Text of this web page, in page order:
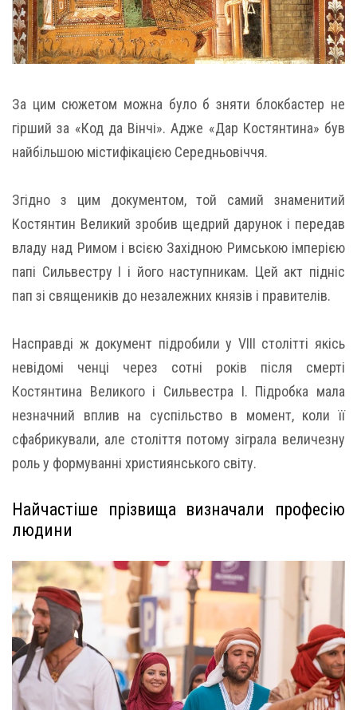
За цим сюжетом можна було б зняти блокбастер не
гірший за «Код да Вінчі». Адже «Дар Костянтина» був
найбільшою містифікацією Середньовіччя.
Згідно з цим документом, той самий знаменитий
Костянтин Великий зробив щедрий дарунок і передав
владу над Римом і всією Західною Римською імперією
папі Сильвестру I і його наступникам. Цей акт підніс
пап зі священиків до незалежних князів і правителів.
Насправді ж документ підробили у VIII столітті якісь
невідомі ченці через сотні років після смерті
Костянтина Великого і Сильвестра I. Підробка мала
незначний вплив на суспільство в момент, коли її
сфабрикували, але століття потому зіграла величезну
роль у формуванні християнського світу.
Найчастіше прізвища визначали професію
людини